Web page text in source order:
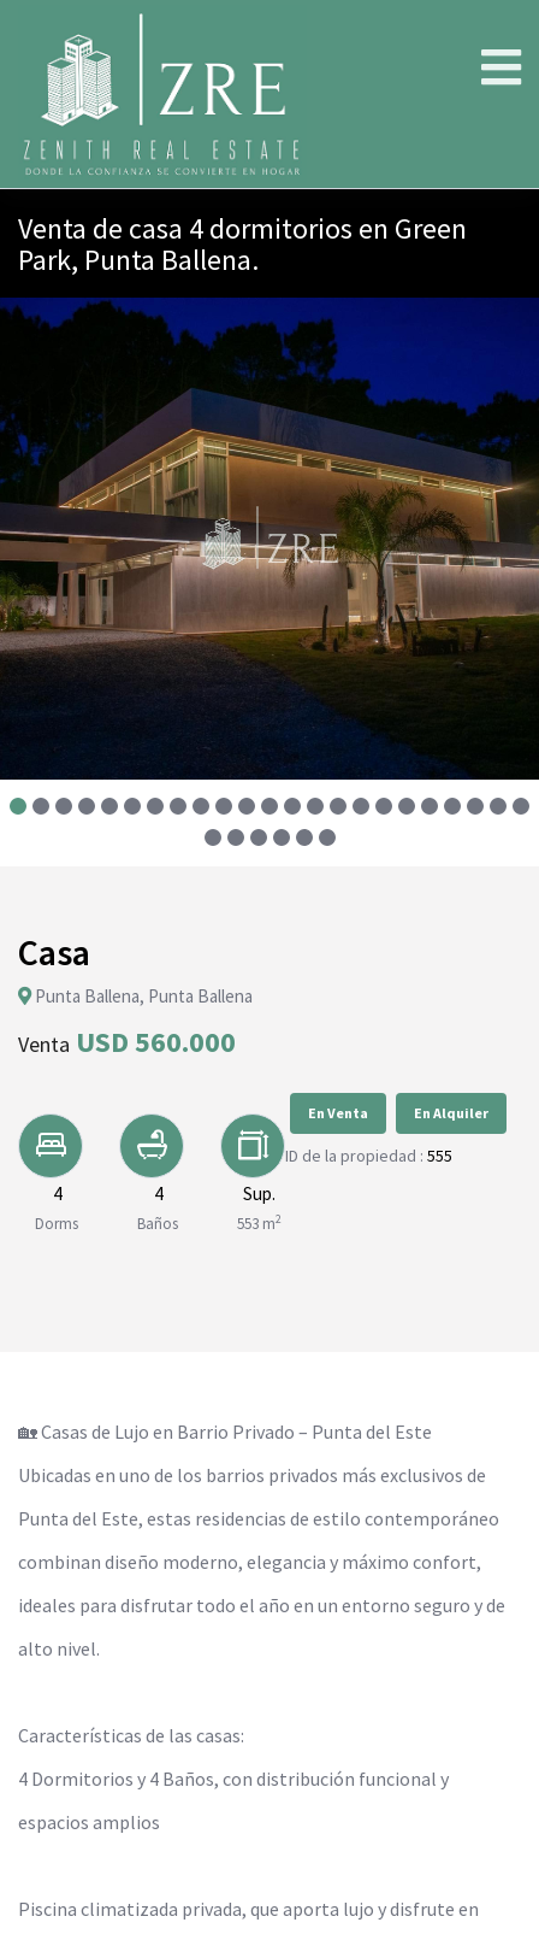
Venta de casa 4 dormitorios en Green
Park, Punta Ballena.
Casa
Punta Ballena, Punta Ballena
Venta USD 560.000
4
Dorms
4
Baños
Sup.
553 m2
En Venta En Alquiler
ID de la propiedad : 555
🏡 Casas de Lujo en Barrio Privado – Punta del Este
Ubicadas en uno de los barrios privados más exclusivos de
Punta del Este, estas residencias de estilo contemporáneo
combinan diseño moderno, elegancia y máximo confort,
ideales para disfrutar todo el año en un entorno seguro y de
alto nivel.
Características de las casas:
4 Dormitorios y 4 Baños, con distribución funcional y
espacios amplios
Piscina climatizada privada, que aporta lujo y disfrute en